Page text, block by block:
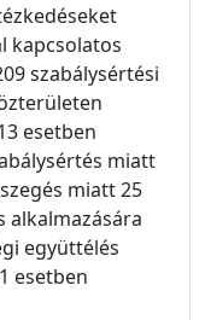
kapcsolatos
szabálysértési
esetben
miatt
miatt 25
alkalmazására
együttélés
esetben